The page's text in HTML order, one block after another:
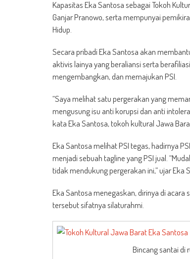
Kapasitas Eka Santosa sebagai Tokoh
Ganjar Pranowo, serta mempunyai
Hidup.
Secara pribadi Eka Santosa akan
aktivis lainya yang beraliansi serta
mengembangkan, dan memajukan PSI.
“Saya melihat satu pergerakan yang
mengusung isu anti korupsi dan anti
kata Eka Santosa, tokoh kultural Jawa
Eka Santosa melihat PSI tegas, hadirnya
menjadi sebuah tagline yang PSI jual.
tidak mendukung pergerakan ini,” ujar Eka
Eka Santosa menegaskan, dirinya di
tersebut sifatnya silaturahmi.
Bincang santai di